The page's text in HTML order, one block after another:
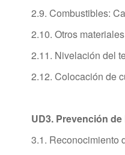
2.9. Combustibles:
2.10. Otros
2.11. Nivelación del
2.12. Colocación de
UD3. Prevención
3.1. Reconocimiento